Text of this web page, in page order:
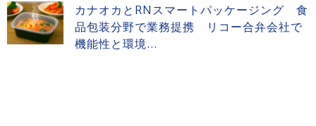
カナオカとRNスマートパッケージング 食
品包装分野で業務提携 リコー合弁会社で
機能性と環境...